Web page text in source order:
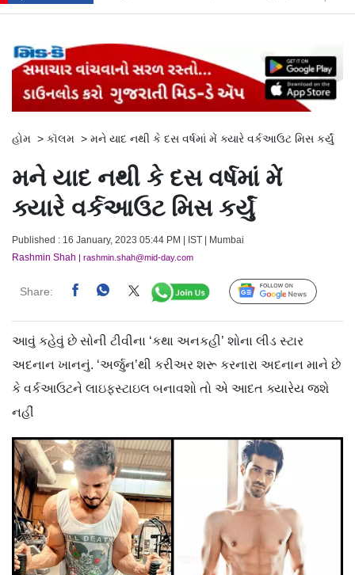
હોમ > કૉલમ > મને યાદ નથી કે દસ વર્ષમાં મેં ક્યારે વર્કઆઉટ મિસ કર્યું
મને યાદ નથી કે દસ વર્ષમાં મેં
ક્યારે વર્કઆઉટ મિસ કર્યું
Published : 16 January, 2023 05:44 PM | IST | Mumbai
Rashmin Shah | rashmin.shah@mid-day.com
Share: Follow Us
આવું કહેવું છે સોની ટીવીના ‘કથા અનકહી’ શોના લીડ સ્ટાર
અદનાન ખાનનું. ‘અર્જુન’થી કરીઅર શરૂ કરનારા અદનાન માને છે
કે વર્કઆઉટને લાઇફસ્ટાઇલ બનાવશો તો એ આદત ક્યારેય જશે
નહીં